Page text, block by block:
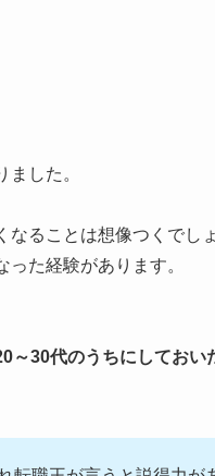
した。
なることは想像つくでし
た経験があります。
～30代のうちに しておい